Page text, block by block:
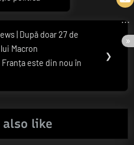
| După doar 27 de
Macron
este din nou în
❯
also like